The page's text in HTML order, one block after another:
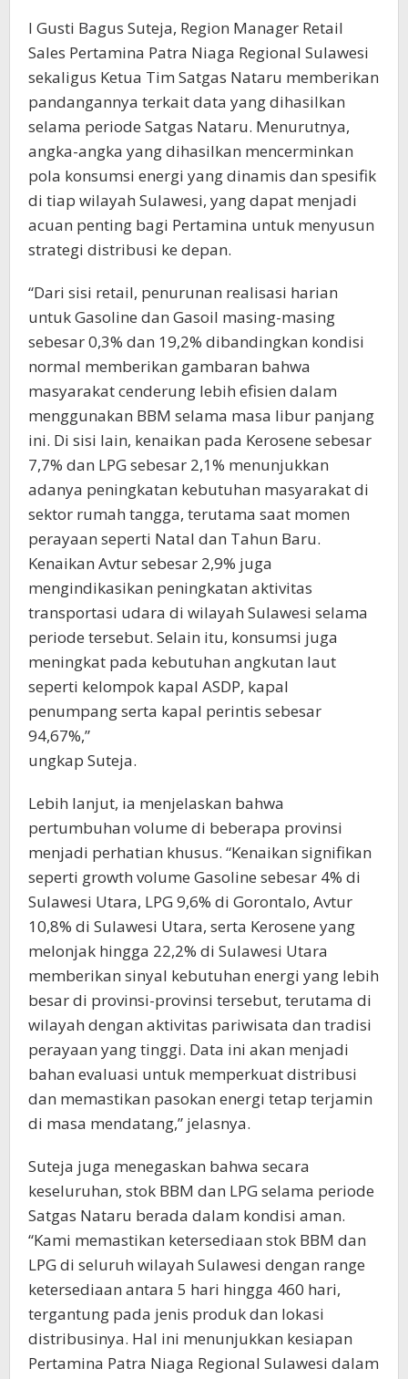
I Gusti Bagus Suteja, Region Manager Retail
Sales Pertamina Patra Niaga Regional Sulawesi
sekaligus Ketua Tim Satgas Nataru memberikan
pandangannya terkait data yang dihasilkan
selama periode Satgas Nataru. Menurutnya,
angka-angka yang dihasilkan mencerminkan
pola konsumsi energi yang dinamis dan spesifik
di tiap wilayah Sulawesi, yang dapat menjadi
acuan penting bagi Pertamina untuk menyusun
strategi distribusi ke depan.
“Dari sisi retail, penurunan realisasi harian
untuk Gasoline dan Gasoil masing-masing
sebesar 0,3% dan 19,2% dibandingkan kondisi
normal memberikan gambaran bahwa
masyarakat cenderung lebih efisien dalam
menggunakan BBM selama masa libur panjang
ini. Di sisi lain, kenaikan pada Kerosene sebesar
7,7% dan LPG sebesar 2,1% menunjukkan
adanya peningkatan kebutuhan masyarakat di
sektor rumah tangga, terutama saat momen
perayaan seperti Natal dan Tahun Baru.
Kenaikan Avtur sebesar 2,9% juga
mengindikasikan peningkatan aktivitas
transportasi udara di wilayah Sulawesi selama
periode tersebut. Selain itu, konsumsi juga
meningkat pada kebutuhan angkutan laut
seperti kelompok kapal ASDP, kapal
penumpang serta kapal perintis sebesar
94,67%,”
ungkap Suteja.
Lebih lanjut, ia menjelaskan bahwa
pertumbuhan volume di beberapa provinsi
menjadi perhatian khusus. “Kenaikan signifikan
seperti growth volume Gasoline sebesar 4% di
Sulawesi Utara, LPG 9,6% di Gorontalo, Avtur
10,8% di Sulawesi Utara, serta Kerosene yang
melonjak hingga 22,2% di Sulawesi Utara
memberikan sinyal kebutuhan energi yang lebih
besar di provinsi-provinsi tersebut, terutama di
wilayah dengan aktivitas pariwisata dan tradisi
perayaan yang tinggi. Data ini akan menjadi
bahan evaluasi untuk memperkuat distribusi
dan memastikan pasokan energi tetap terjamin
di masa mendatang,” jelasnya.
Suteja juga menegaskan bahwa secara
keseluruhan, stok BBM dan LPG selama periode
Satgas Nataru berada dalam kondisi aman.
“Kami memastikan ketersediaan stok BBM dan
LPG di seluruh wilayah Sulawesi dengan range
ketersediaan antara 5 hari hingga 460 hari,
tergantung pada jenis produk dan lokasi
distribusinya. Hal ini menunjukkan kesiapan
Pertamina Patra Niaga Regional Sulawesi dalam